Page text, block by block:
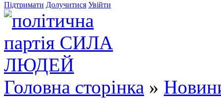
Підтримати Долучитися Увійти
Головна сторінка »